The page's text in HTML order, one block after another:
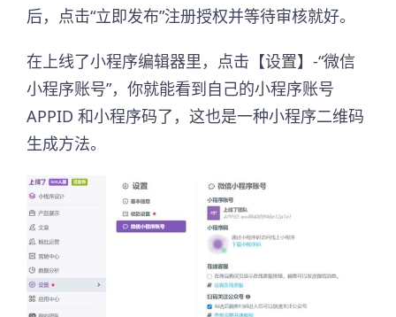
后，点击“立即发布”注册授权并等待审核就好。
在上线了小程序编辑器里，点击【设置】-“微信
小程序账号”，你就能看到自己的小程序账号
APPID 和小程序码了，这也是一种小程序二维码
生成方法。